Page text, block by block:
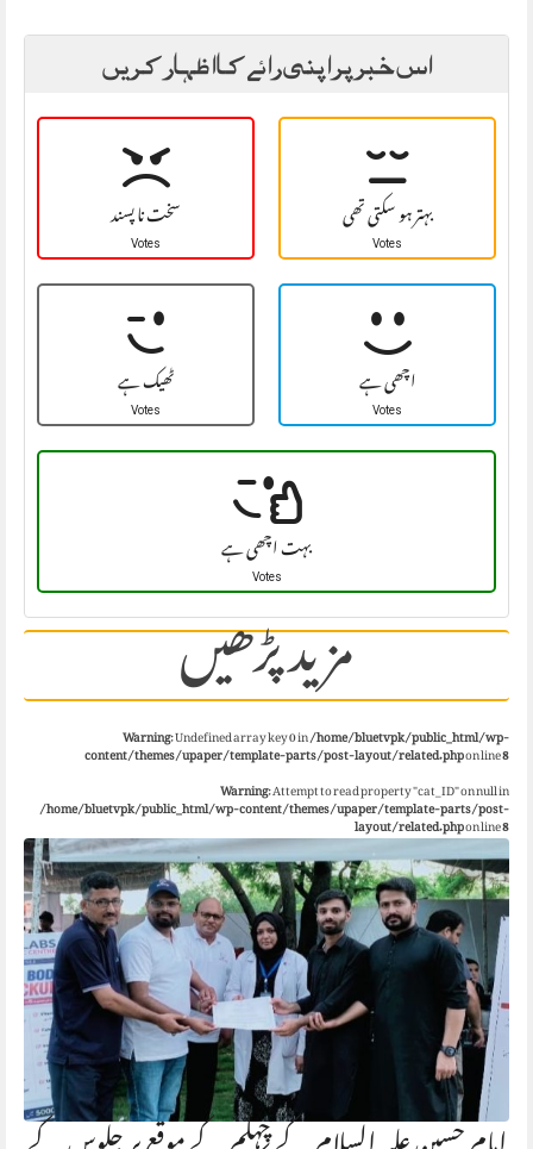
اس خبر پر اپنی رائے کا اظہار کریں
سخت نا پسند
Votes بہتر ہو سکتی تھی
Votes
ٹھیک ہے
Votes اچھی ہے
Votes
بہت اچھی ہے
Votes
مزید پڑھیں Warning: Undefined array key 0 in/home/bluetvpk/public_html/wp-
content/themes/upaper/template-parts/post-layout/related.phpon line8
Warning: Attempt to read property "cat_ID" on null in
/home/bluetvpk/public_html/wp-content/themes/upaper/template-parts/post-
layout/related.phpon line8